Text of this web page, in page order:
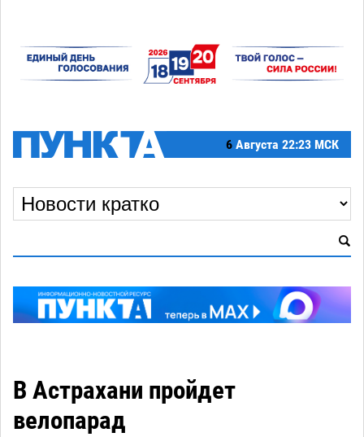
6 Августа 22:23 МСК
В Астрахани пройдет
велопарад